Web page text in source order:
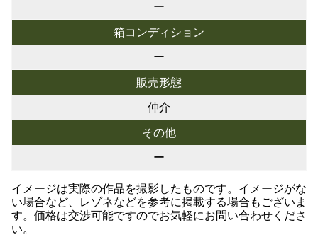
ー
箱コンディション
ー
販売形態
仲介
その他
ー
イメージは実際の作品を撮影したものです。イメージがな
い場合など、レゾネなどを参考に掲載する場合もございま
す。価格は交渉可能ですのでお気軽にお問い合わせくださ
い。